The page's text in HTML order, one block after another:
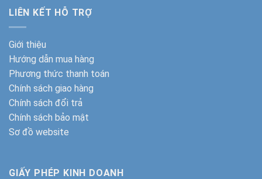
LIÊN KẾT HỖ TRỢ
Giới thiệu
Hướng dẫn mua hàng
Phương thức thanh toán
Chính sách giao hàng
Chính sách đổi trả
Chính sách bảo mật
Sơ đồ website
GIẤY PHÉP KINH DOANH